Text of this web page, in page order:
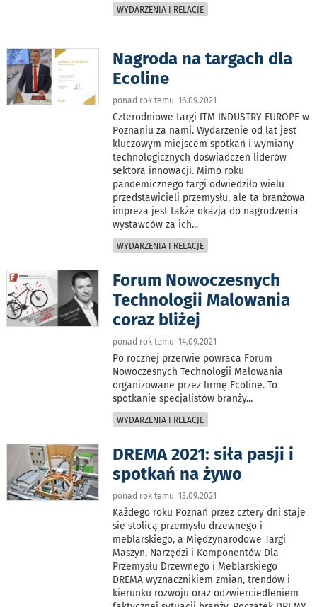
WYDARZENIA I RELACJE
Nagroda na targach dla
Ecoline
ponad rok temu 16.09.2021
Czterodniowe targi ITM INDUSTRY EUROPE w
Poznaniu za nami. Wydarzenie od lat jest
kluczowym miejscem spotkań i wymiany
technologicznych doświadczeń liderów
sektora innowacji. Mimo roku
pandemicznego targi odwiedziło wielu
przedstawicieli przemysłu, ale ta branżowa
impreza jest także okazją do nagrodzenia
wystawców za ich...
WYDARZENIA I RELACJE
Forum Nowoczesnych
Technologii Malowania
coraz bliżej
ponad rok temu 14.09.2021
Po rocznej przerwie powraca Forum
Nowoczesnych Technologii Malowania
organizowane przez firmę Ecoline. To
spotkanie specjalistów branży...
WYDARZENIA I RELACJE
DREMA 2021: siła pasji i
spotkań na żywo
ponad rok temu 13.09.2021
Każdego roku Poznań przez cztery dni staje
się stolicą przemysłu drzewnego i
meblarskiego, a Międzynarodowe Targi
Maszyn, Narzędzi i Komponentów Dla
Przemysłu Drzewnego i Meblarskiego
DREMA wyznacznikiem zmian, trendów i
kierunku rozwoju oraz odzwierciedleniem